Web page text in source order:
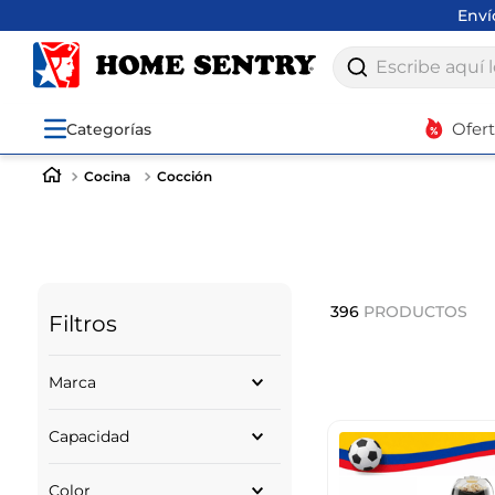
Escribe aquí lo
Categorías
Cocina Cocción
Filtros
Marca
UNIVERSAL
BERGNER
Capacidad
Color
396 PRODUCTOS